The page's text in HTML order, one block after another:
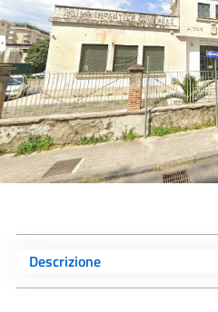
Descrizione